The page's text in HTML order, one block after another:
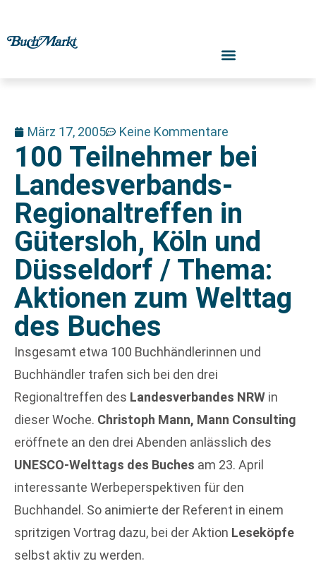
März 17, 2005 Keine Kommentare
100 Teilnehmer bei
Landesverbands-
Regionaltreffen in
Gütersloh, Köln und
Düsseldorf / Thema:
Aktionen zum Welttag
des Buches
Insgesamt etwa 100 Buchhändlerinnen und
Buchhändler trafen sich bei den drei
Regionaltreffen des Landesverbandes NRW in
dieser Woche. Christoph Mann, Mann Consulting
eröffnete an den drei Abenden anlässlich des
UNESCO-Welttags des Buches am 23. April
interessante Werbeperspektiven für den
Buchhandel. So animierte der Referent in einem
spritzigen Vortrag dazu, bei der Aktion Leseköpfe
selbst aktiv zu werden.